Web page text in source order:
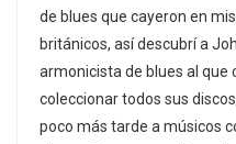
de blues que cayeron en
británicos, así descubrí a
armonicista de blues al que
coleccionar todos sus
poco más tarde a músicos